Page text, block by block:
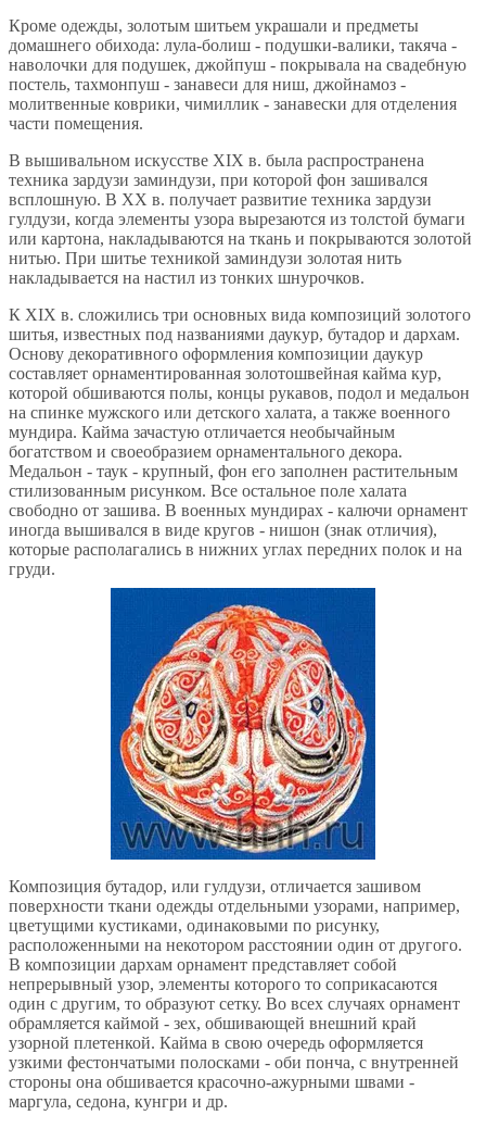
Кроме одежды, золотым шитьем украшали и предметы
домашнего обихода: лула-болиш - подушки-валики, такяча -
наволочки для подушек, джойпуш - покрывала на свадебную
постель, тахмонпуш - занавеси для ниш, джойнамоз -
молитвенные коврики, чимиллик - занавески для отделения
части помещения.
В вышивальном искусстве XIX в. была распространена
техника зардузи заминдузи, при которой фон зашивался
всплошную. В ХХ в. получает развитие техника зардузи
гулдузи, когда элементы узора вырезаются из толстой бумаги
или картона, накладываются на ткань и покрываются золотой
нитью. При шитье техникой заминдузи золотая нить
накладывается на настил из тонких шнурочков.
К XIX в. сложились три основных вида композиций золотого
шитья, известных под названиями даукур, бутадор и дархам.
Основу декоративного оформления композиции даукур
составляет орнаментированная золотошвейная кайма кур,
которой обшиваются полы, концы рукавов, подол и медальон
на спинке мужского или детского халата, а также военного
мундира. Кайма зачастую отличается необычайным
богатством и своеобразием орнаментального декора.
Медальон - таук - крупный, фон его заполнен растительным
стилизованным рисунком. Все остальное поле халата
свободно от зашива. В военных мундирах - калючи орнамент
иногда вышивался в виде кругов - нишон (знак отличия),
которые располагались в нижних углах передних полок и на
груди.
Композиция бутадор, или гулдузи, отличается зашивом
поверхности ткани одежды отдельными узорами, например,
цветущими кустиками, одинаковыми по рисунку,
расположенными на некотором расстоянии один от другого.
В композиции дархам орнамент представляет собой
непрерывный узор, элементы которого то соприкасаются
один с другим, то образуют сетку. Во всех случаях орнамент
обрамляется каймой - зех, обшивающей внешний край
узорной плетенкой. Кайма в свою очередь оформляется
узкими фестончатыми полосками - оби понча, с внутренней
стороны она обшивается красочно-ажурными швами -
маргула, седона, кунгри и др.